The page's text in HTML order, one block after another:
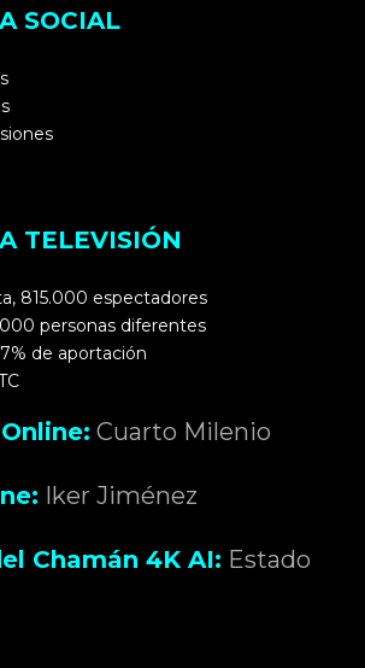
SOCIAL
TELEVISIÓN
815.000 espectadores
personas diferentes
de aportación
Cuarto Milenio
Iker Jiménez
Chamán 4K AI: Estado